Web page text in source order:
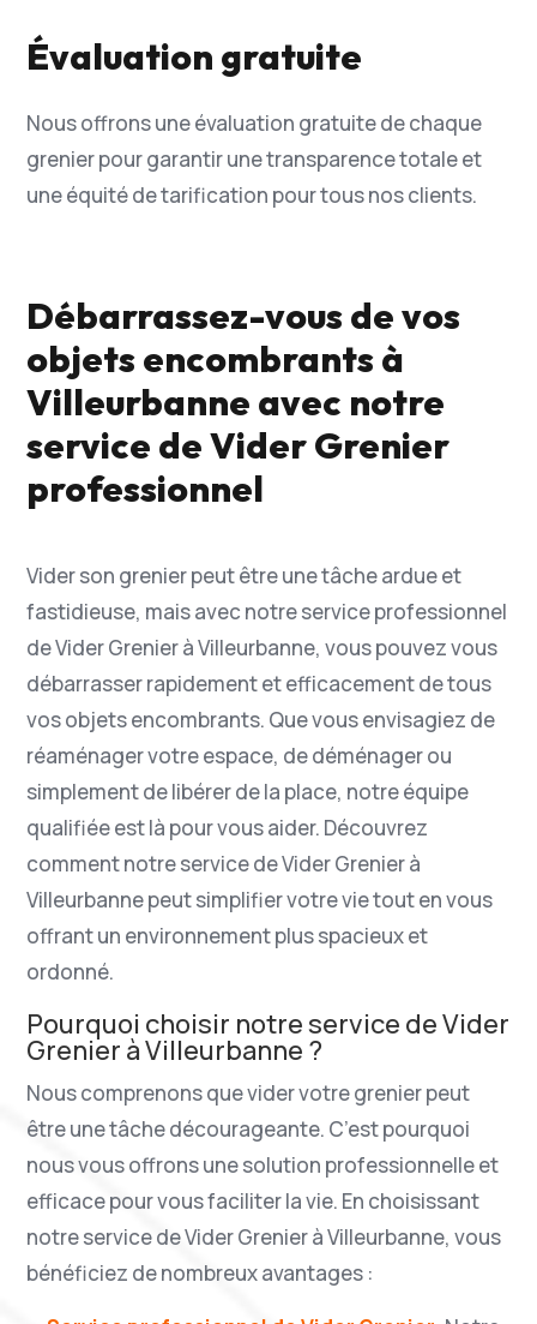
Évaluation gratuite
Nous offrons une évaluation gratuite de chaque
grenier pour garantir une transparence totale et
une équité de tarification pour tous nos clients.
Débarrassez-vous de vos
objets encombrants à
Villeurbanne avec notre
service de Vider Grenier
professionnel
Vider son grenier peut être une tâche ardue et
fastidieuse, mais avec notre service professionnel
de Vider Grenier à Villeurbanne, vous pouvez vous
débarrasser rapidement et efficacement de tous
vos objets encombrants. Que vous envisagiez de
réaménager votre espace, de déménager ou
simplement de libérer de la place, notre équipe
qualifiée est là pour vous aider. Découvrez
comment notre service de Vider Grenier à
Villeurbanne peut simplifier votre vie tout en vous
offrant un environnement plus spacieux et
ordonné.
Pourquoi choisir notre service de Vider
Grenier à Villeurbanne ?
Nous comprenons que vider votre grenier peut
être une tâche décourageante. C’est pourquoi
nous vous offrons une solution professionnelle et
efficace pour vous faciliter la vie. En choisissant
notre service de Vider Grenier à Villeurbanne, vous
bénéficiez de nombreux avantages :